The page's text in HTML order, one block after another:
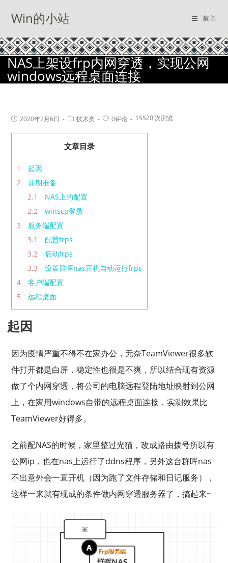
Win的小站 菜单
NAS上架设frp内网穿透，实现公网
windows远程桌面连接
2020年2月6日 技术类 0评论 15520 次浏览
文章目录
1
起因
2
前期准备
2.1
NAS上的配置
2.2
winscp登录
3
服务端配置
3.1
配置frps
3.2
启动frps
3.3
设置群晖nas开机自动运行frps
4
客户端配置
5
远程桌面
起因
因为疫情严重不得不在家办公，无奈TeamViewer很多软
件打开都是白屏，稳定性也很是不爽，所以结合现有资源
做了个内网穿透，将公司的电脑远程登陆地址映射到公网
上，在家用windows自带的远程桌面连接，实测效果比
TeamViewer好得多。
之前配NAS的时候，家里整过光猫，改成路由拨号所以有
公网ip，也在nas上运行了ddns程序，另外这台群晖nas
不出意外会一直开机（因为跑了文件存储和日记服务），
这样一来就有现成的条件做内网穿透服务器了，搞起来~